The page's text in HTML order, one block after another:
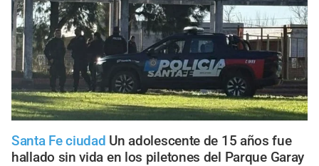
Santa Fe ciudad Un adolescente de 15 años fue
hallado sin vida en los piletones del Parque Garay